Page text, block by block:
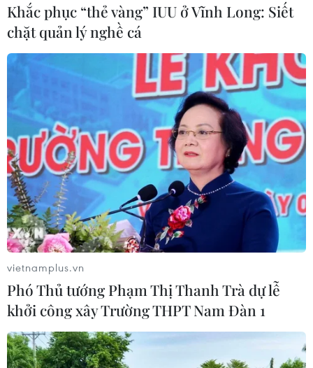
Chính sách nhà ở của nước Anh -
Góc tham chiếu cho Việt Nam
07/08/2026 04:08
Phú Thọ gỡ vướng mắc mặt bằng,
đẩy nhanh đầu tư các cụm công
nghiệp
07/08/2026 03:32
Ninh Bình phê duyệt hơn 500 tỷ
đồng xây dựng nhà chung cư cho
thuê
trường bất động sản lành mạnh, bền
vững
Khắc phục “thẻ vàng” IUU ở Vĩnh Long: Siết
chặt quản lý nghề cá
vietnamplus.vn
Phó Thủ tướng Phạm Thị Thanh Trà dự lễ
khởi công xây Trường THPT Nam Đàn 1